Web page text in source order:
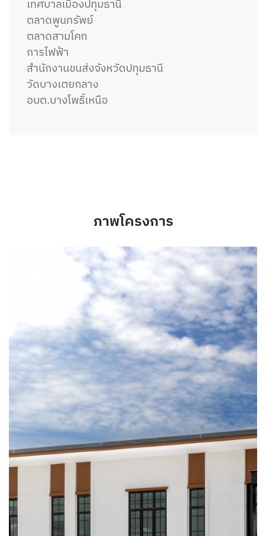
เทศบาลเมืองปทุมธานี
ตลาดพูนทรัพย์
ตลาดสามโคก
การไฟฟ้า
สำนักงานขนส่งจังหวัดปทุมธานี
วัดบางเตยกลาง
อบต.บางโพธิ์เหนือ
ภาพโครงการ